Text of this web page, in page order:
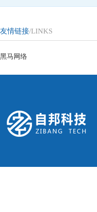
友情链接/LINKS
黑马网络